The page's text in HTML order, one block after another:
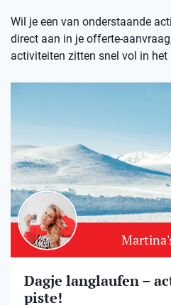
Wil je een van onderstaande
direct aan in je offerte-
activiteiten zitten snel vol in het
Dagje langlaufen –
piste!